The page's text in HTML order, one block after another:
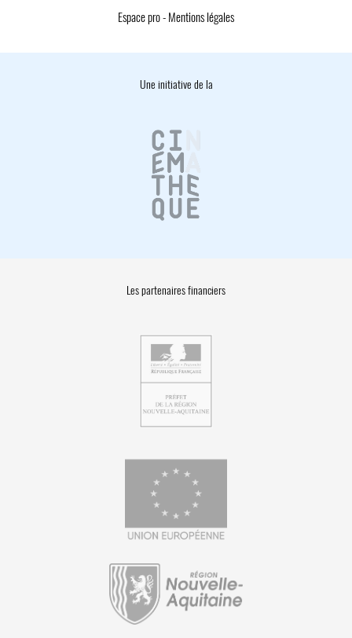
Espace pro- Mentions légales
Une initiative de la
Les partenaires financiers